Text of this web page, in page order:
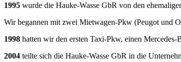
1995 wurde die Hauke-Wasse GbR von den
Wir begannen mit zwei Mietwagen-Pkw (Peugot und
1998 hatten wir den ersten Taxi-Pkw, einen Mercedes-
2004 teilte sich die Hauke-Wasse GbR in die